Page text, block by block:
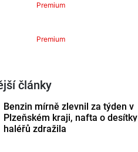
Premium
Premium
články
Benzin mírně zlevnil za týden v
Plzeňském kraji, nafta o desítky
haléřů zdražila